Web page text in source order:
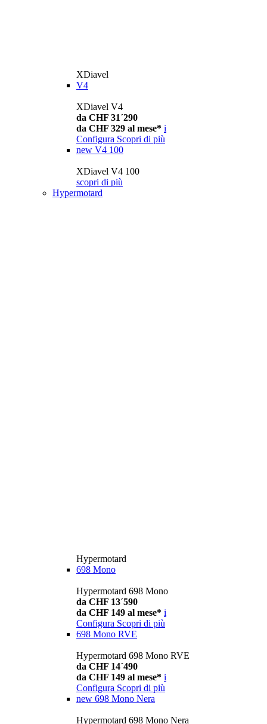
XDiavel
V4
XDiavel V4
da CHF 31´290
da CHF 329 al mese* i
Configura Scopri di più
new V4 100
XDiavel V4 100
scopri di più
Hypermotard
Hypermotard
698 Mono
Hypermotard 698 Mono
da CHF 13´590
da CHF 149 al mese* i
Configura Scopri di più
698 Mono RVE
Hypermotard 698 Mono RVE
da CHF 14´490
da CHF 149 al mese* i
Configura Scopri di più
new 698 Mono Nera
Hypermotard 698 Mono Nera